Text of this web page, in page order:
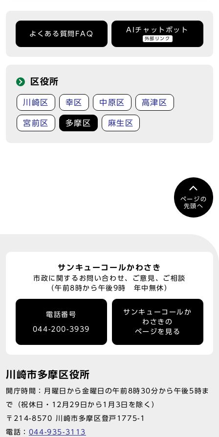
よくある質問FAQ
AIチャットボット
外部リンク
区役所
川崎区 幸区 中原区 高津区
宮前区 多摩区 麻生区
ページの
先頭へ
サンキューコールかわさき
市政に関するお問い合わせ、ご意見、ご相談
（午前8時から午後9時 年中無休）
電話番号
044-200-3939
サンキューコールか
わさきの
ページを見る
川崎市多摩区役所
開庁時間：月曜日から金曜日の午前8時30分から午後5時ま
で（祝休日・12月29日から1月3日を除く）
〒214-8570 川崎市多摩区登戸1775-1
電話： 044-935-3113